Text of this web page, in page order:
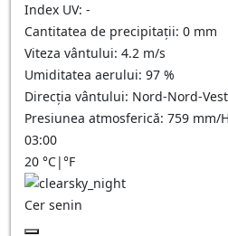
Index UV: -
Cantitatea de precipitații: 0 mm
Viteza vântului: 4.2 m/s
Umiditatea aerului: 97 %
Direcția vântului: Nord-Nord-Vest
Presiunea atmosferică: 759 mm/
03:00
20 °C|°F
Cer senin